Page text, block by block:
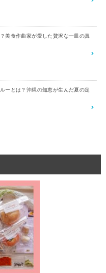
美食作曲家が愛した贅沢な一皿の真
ーとは？沖縄の知恵が生んだ夏の定